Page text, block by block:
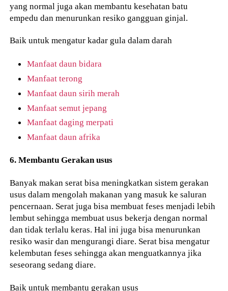
yang normal juga akan membantu kesehatan batu
empedu dan menurunkan resiko gangguan ginjal.
Baik untuk mengatur kadar gula dalam darah
Manfaat daun bidara
Manfaat terong
Manfaat daun sirih merah
Manfaat semut jepang
Manfaat daging merpati
Manfaat daun afrika
6. Membantu Gerakan usus
Banyak makan serat bisa meningkatkan sistem gerakan
usus dalam mengolah makanan yang masuk ke saluran
pencernaan. Serat juga bisa membuat feses menjadi lebih
lembut sehingga membuat usus bekerja dengan normal
dan tidak terlalu keras. Hal ini juga bisa menurunkan
resiko wasir dan mengurangi diare. Serat bisa mengatur
kelembutan feses sehingga akan menguatkannya jika
seseorang sedang diare.
Baik untuk membantu gerakan usus